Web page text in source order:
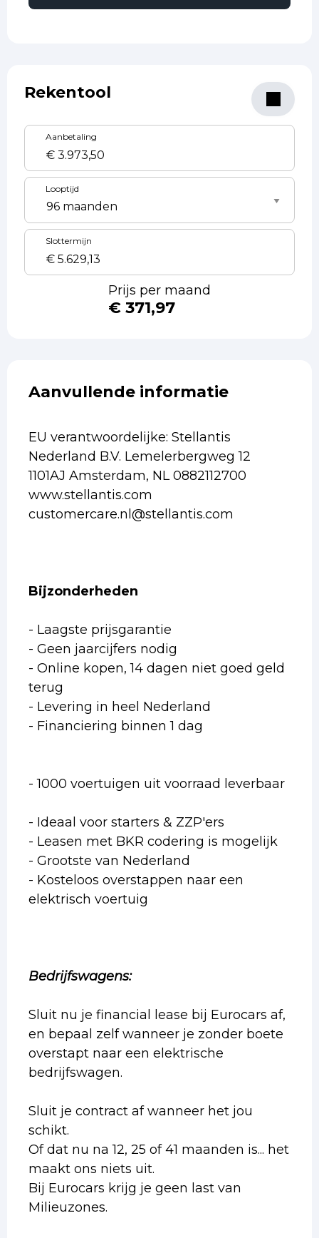
Rekentool
Aanbetaling
Looptijd
Slottermijn
Prijs per maand
€ 371,97
Aanvullende informatie
EU verantwoordelijke: Stellantis
Nederland B.V. Lemelerbergweg 12
1101AJ Amsterdam, NL 0882112700
www.stellantis.com
customercare.nl@stellantis.com
Bijzonderheden
- Laagste prijsgarantie
- Geen jaarcijfers nodig
- Online kopen, 14 dagen niet goed geld
terug
- Levering in heel Nederland
- Financiering binnen 1 dag
- 1000 voertuigen uit voorraad leverbaar
- Ideaal voor starters & ZZP'ers
- Leasen met BKR codering is mogelijk
- Grootste van Nederland
- Kosteloos overstappen naar een
elektrisch voertuig
Bedrijfswagens:
Sluit nu je financial lease bij Eurocars af,
en bepaal zelf wanneer je zonder boete
overstapt naar een elektrische
bedrijfswagen.
Sluit je contract af wanneer het jou
schikt.
Of dat nu na 12, 25 of 41 maanden is... het
maakt ons niets uit.
Bij Eurocars krijg je geen last van
Milieuzones.